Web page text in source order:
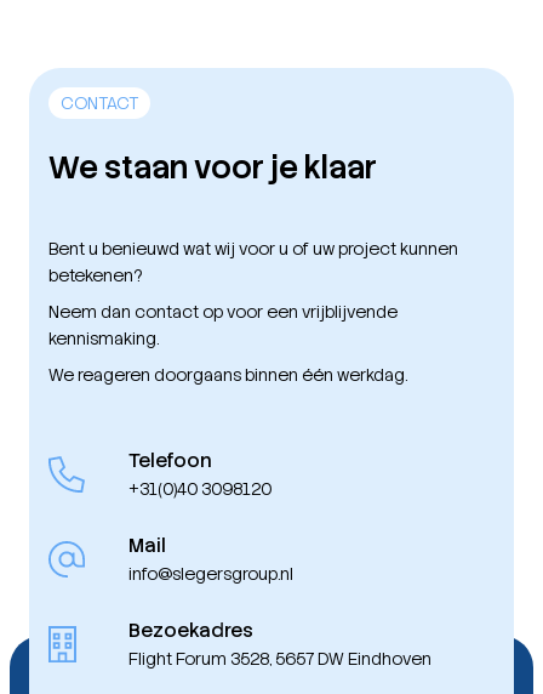
CONTACT
We staan voor je klaar
Bent u benieuwd wat wij voor u of uw project kunnen
betekenen?
Neem dan contact op voor een vrijblijvende
kennismaking.
We reageren doorgaans binnen één werkdag.
Telefoon
+31(0)40 3098120
Mail
info@slegersgroup.nl
Bezoekadres
Flight Forum 3528, 5657 DW Eindhoven